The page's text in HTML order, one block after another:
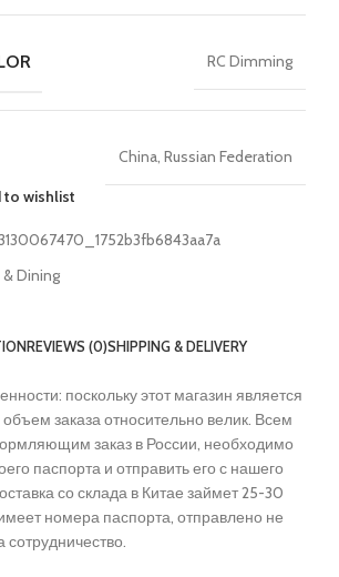
RC Dimming
China, Russian Federation
to wishlist
Dining
REVIEWS (0)SHIPPING & DELIVERY
поскольку этот магазин является
заказа относительно велик. Всем
заказ в России, необходимо
паспорта и отправить его с нашего
со склада в Китае займет 25-30
номера паспорта, отправлено не